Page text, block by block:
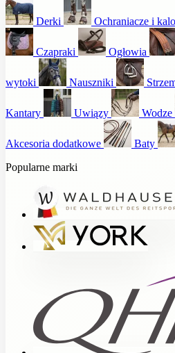
Derki Ochraniacze i
Czapraki Ogłowia
wytoki Nauszniki
Kantary Uwiązy Wodze
Akcesoria dodatkowe Baty
Popularne marki